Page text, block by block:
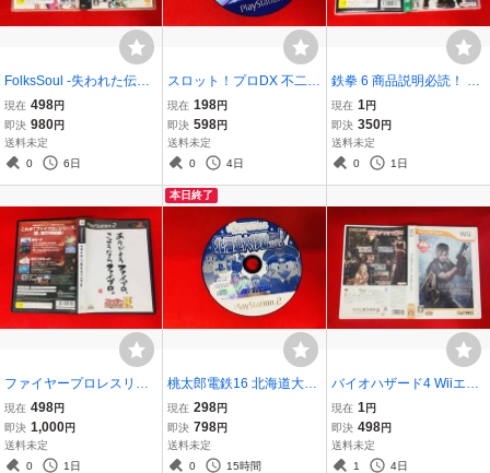
FolksSoul -失われた伝承
フォークソウル 最安販
売！ 商品説明必読！！
現在 498円
即決 980円
送料未定
0
6日
スロット！プロDX 不二子
2 商品説明必読！！
現在 198円
即決 598円
送料未定
0
4日
鉄拳 6 商品説明必読！ 綺
麗
現在 1 円
即決 350円
送料未定
0
1日
ファイヤープロレスリン
グZ 商品説明必読！！ 良
品
現在 498円
即決 1,000円
送料未定
0
1日
本日終了
桃太郎電鉄16 北海道大移
動の巻！ 商品説明必
読！！ 綺麗
現在 298円
即決 798円
送料未定
0
15時間
バイオハザード4 Wiiエデ
ィション 最安販売！1円
スタート
現在 1 円
即決 498円
送料未定
1
4日